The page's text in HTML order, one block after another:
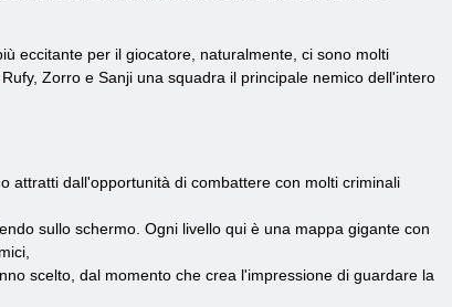
eccitante per il giocatore, naturalmente, ci sono molti
Zorro e Sanji una squadra il principale nemico dell'intero
attratti dall'opportunità di combattere con molti criminali
sullo schermo. Ogni livello qui è una mappa gigante con
scelto, dal momento che crea l'impressione di guardare la